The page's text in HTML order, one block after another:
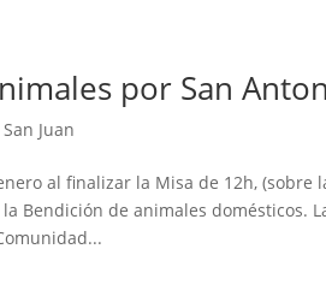
por San
San Juan
al finalizar la Misa de 12h, (sobre
Bendición de animales domésticos.